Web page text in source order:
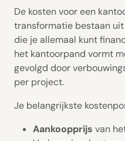
De kosten voor een
transformatie bestaan
die je allemaal kunt
het kantoorpand vormt
gevolgd door
per project.
Je belangrijkste
Aankoopprijs van